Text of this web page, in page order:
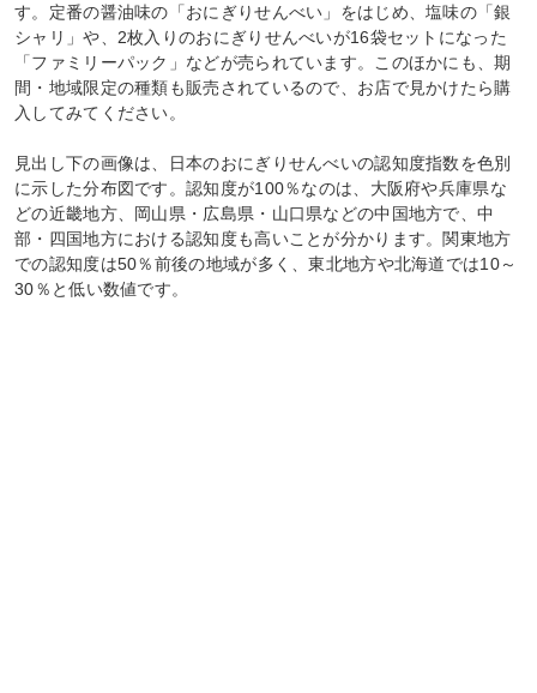
す。定番の醤油味の「おにぎりせんべい」をはじめ、塩味の「銀
シャリ」や、2枚入りのおにぎりせんべいが16袋セットになった
「ファミリーパック」などが売られています。このほかにも、期
間・地域限定の種類も販売されているので、お店で見かけたら購
入してみてください。
見出し下の画像は、日本のおにぎりせんべいの認知度指数を色別
に示した分布図です。認知度が100％なのは、大阪府や兵庫県な
どの近畿地方、岡山県・広島県・山口県などの中国地方で、中
部・四国地方における認知度も高いことが分かります。関東地方
での認知度は50％前後の地域が多く、東北地方や北海道では10～
30％と低い数値です。